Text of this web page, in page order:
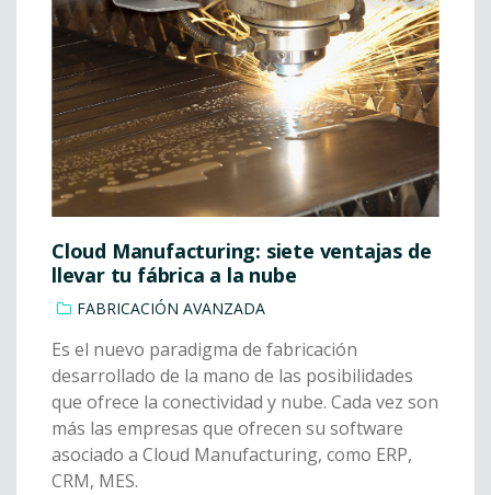
Cloud Manufacturing: siete ventajas de
llevar tu fábrica a la nube
FABRICACIÓN AVANZADA
Es el nuevo paradigma de fabricación
desarrollado de la mano de las posibilidades
que ofrece la conectividad y nube. Cada vez son
más las empresas que ofrecen su software
asociado a Cloud Manufacturing, como ERP,
CRM, MES.